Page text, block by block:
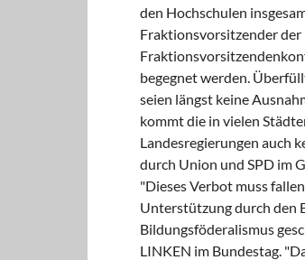
den Hochschulen
Fraktionsvorsitzender der
begegnet werden.
seien längst keine
kommt die in vielen
Landesregierungen auch
durch Union und SPD im
"Dieses Verbot muss
Unterstützung durch den
Bildungsföderalismus
LINKEN im Bundestag.